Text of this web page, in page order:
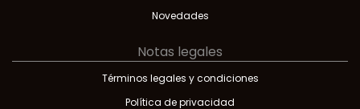
Novedades
Notas legales
Términos legales y condiciones
Política de privacidad